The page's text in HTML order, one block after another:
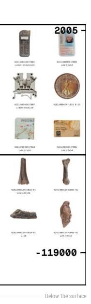
Below the surface